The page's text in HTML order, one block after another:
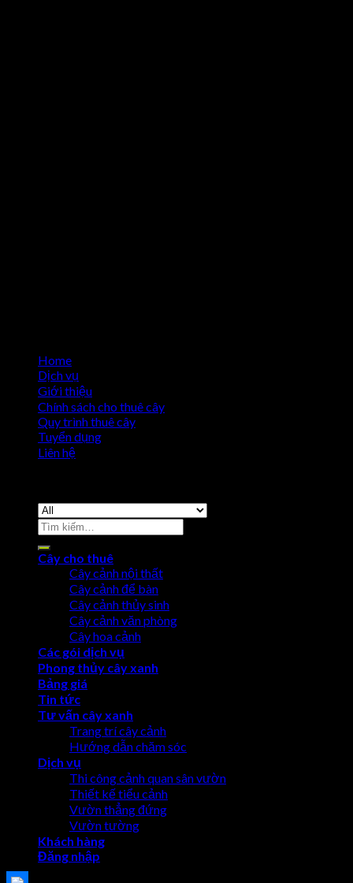
Home
Dịch vụ
Giới thiệu
Chính sách cho thuê cây
Quy trình thuê cây
Tuyển dụng
Liên hệ
Cây cho thuê
Cây cảnh nội thất
Cây cảnh để bàn
Cây cảnh thủy sinh
Cây cảnh văn phòng
Cây hoa cảnh
Các gói dịch vụ
Phong thủy cây xanh
Bảng giá
Tin tức
Tư vấn cây xanh
Trang trí cây cảnh
Hướng dẫn chăm sóc
Dịch vụ
Thi công cảnh quan sân vườn
Thiết kế tiểu cảnh
Vườn thẳng đứng
Vườn tường
Khách hàng
Đăng nhập